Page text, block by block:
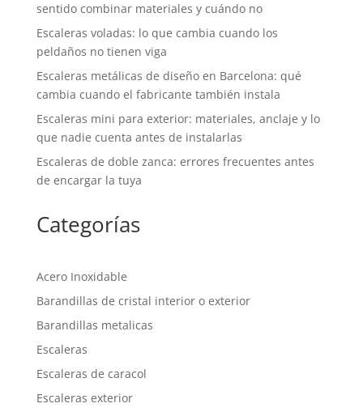
sentido combinar materiales y cuándo no
Escaleras voladas: lo que cambia cuando los
peldaños no tienen viga
Escaleras metálicas de diseño en Barcelona: qué
cambia cuando el fabricante también instala
Escaleras mini para exterior: materiales, anclaje y lo
que nadie cuenta antes de instalarlas
Escaleras de doble zanca: errores frecuentes antes
de encargar la tuya
Categorías
Acero Inoxidable
Barandillas de cristal interior o exterior
Barandillas metalicas
Escaleras
Escaleras de caracol
Escaleras exterior